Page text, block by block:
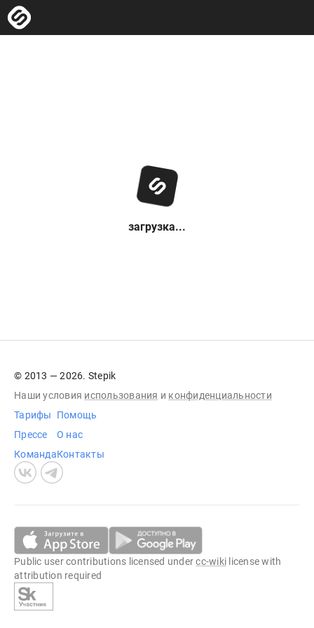
загрузка...
© 2013 — 2026. Stepik
Наши условия использования и конфиденциальности
Тарифы
Прессе
Команда
Помощь
О нас
Контакты
Public user contributions licensed undercc-wiki license with
attribution required